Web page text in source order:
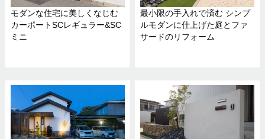
モダンな住宅に美しくなじむ
カーポートSCレギュラー&SC
ミニ
最小限の手入れで済む シンプ
ルモダンに仕上げた庭とファ
サードのリフォーム